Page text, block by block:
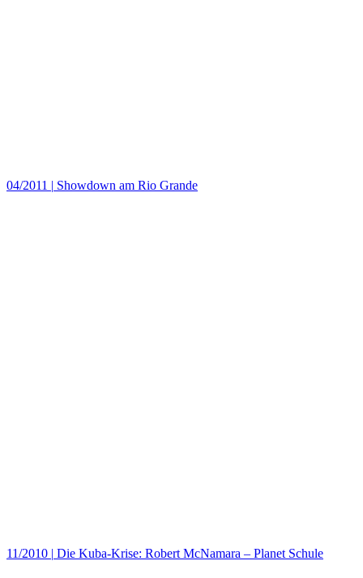
04/2011 | Showdown am Rio Grande
11/2010 | Die Kuba-Krise: Robert McNamara – Planet Schule